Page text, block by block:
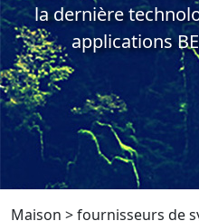
la dernière
applications
Maison >fournisseurs de